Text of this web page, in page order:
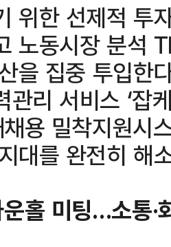
위한 선제적 투
노동시장 분석
을 집중 투입한
관리 서비스 ‘
용 밀착지원시
대를 완전히 해
운홀 미팅…소통·